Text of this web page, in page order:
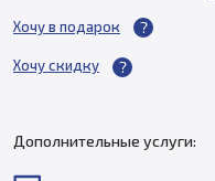
Хочу в подарок
Хочу скидку
Дополнительные услуги: